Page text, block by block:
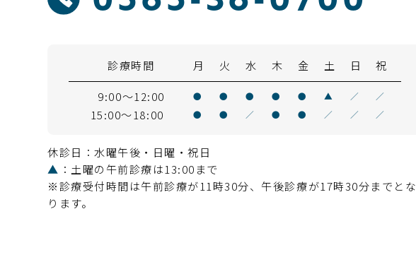
診療時間 月 火 水 木 金 土 日
祝
9:00～12:00
● ● ● ● ● ▲ ／ ／
15:00～18:00 ● ● ／ ● ● ／ ／ ／
休診日：水曜午後・日曜・祝日
▲ ：土曜の午前診療は13:00まで
※診療受付時間は午前診療が11時30分、午後診療が17時30分までとな
ります。